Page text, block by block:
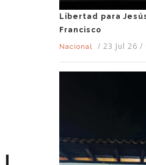
Libertad para
Francisco
Nacional
/ 23 Jul 26 /